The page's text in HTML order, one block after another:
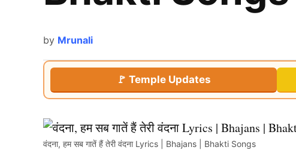
by Mrunali
🚩 Temple Updates
वंदना, हम सब गातें हैं तेरी वंदना Lyrics | Bhajans | Bhakti Songs